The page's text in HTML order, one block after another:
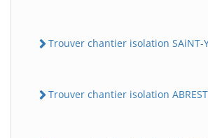
Trouver chantier isolation SAiNT-
Trouver chantier isolation ABREST